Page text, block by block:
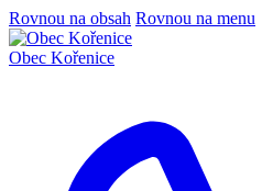
Rovnou na obsah Rovnou na menu
Obec Kořenice